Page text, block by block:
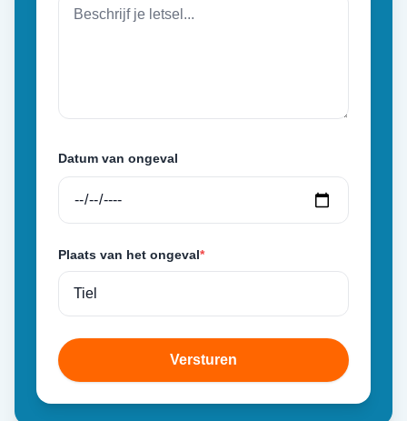
Datum van ongeval
Plaats van het ongeval*
Versturen